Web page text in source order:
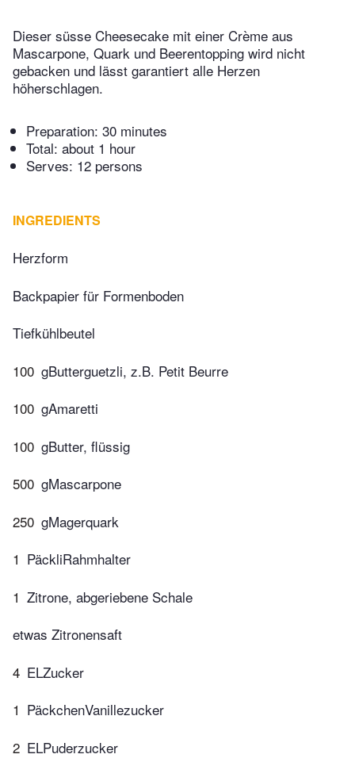
Dieser süsse Cheesecake mit einer Crème aus
Mascarpone, Quark und Beerentopping wird nicht
gebacken und lässt garantiert alle Herzen
höherschlagen.
Preparation: 30 minutes
Total: about 1 hour
Serves: 12 persons
INGREDIENTS
Herzform
Backpapier für Formenboden
Tiefkühlbeutel
100 gButterguetzli, z.B. Petit Beurre
100 gAmaretti
100 gButter, flüssig
500 gMascarpone
250 gMagerquark
1 PäckliRahmhalter
1 Zitrone, abgeriebene Schale
etwas Zitronensaft
4 ELZucker
1 PäckchenVanillezucker
2 ELPuderzucker